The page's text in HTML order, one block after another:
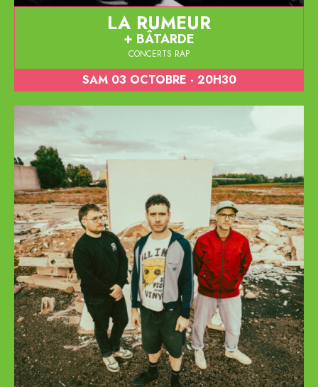
LA RUMEUR
BÂTARDE
CONCERTS RAP
SAM 03 OCTOBRE - 20H30